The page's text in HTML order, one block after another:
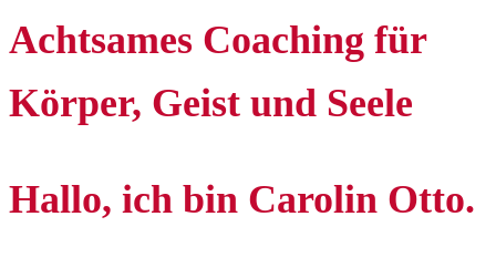
Achtsames Coaching für
Körper, Geist und Seele
Hallo, ich bin Carolin Otto.